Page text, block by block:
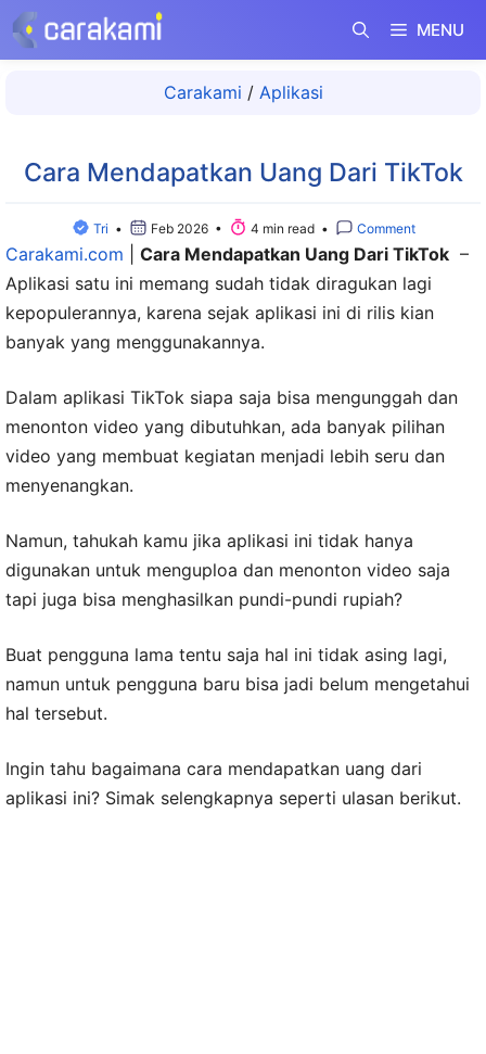
Langsung
ke
MENU
Carakami / Aplikasi
Cara Mendapatkan Uang Dari TikTok
Tri • Feb 2026 • 4 min read • Comment
Carakami.com Cara Mendapatkan Uang Dari TikTok –
Aplikasi satu ini memang sudah tidak diragukan lagi
kepopulerannya, karena sejak aplikasi ini di rilis kian
banyak yang menggunakannya.
Dalam aplikasi TikTok siapa saja bisa mengunggah dan
menonton video yang dibutuhkan, ada banyak pilihan
video yang membuat kegiatan menjadi lebih seru dan
menyenangkan.
Namun, tahukah kamu jika aplikasi ini tidak hanya
digunakan untuk menguploa dan menonton video saja
tapi juga bisa menghasilkan pundi-pundi rupiah?
Buat pengguna lama tentu saja hal ini tidak asing lagi,
namun untuk pengguna baru bisa jadi belum mengetahui
hal tersebut.
Ingin tahu bagaimana cara mendapatkan uang dari
aplikasi ini? Simak selengkapnya seperti ulasan berikut.